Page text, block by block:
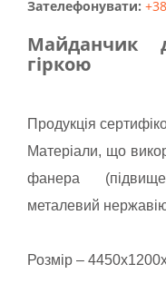
Зателефонувати:
Майданчик
гіркою
Продукція
Матеріали, що
фанера
металевий
Розмір –